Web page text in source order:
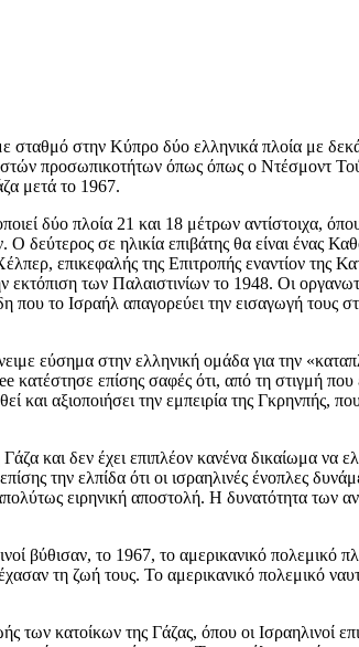
στην Κύπρο δύο ελληνικά πλοία με
προσωπικοτήτων όπως όπως ο Ντέσμοντ
μετά το 1967.
δύο πλοία 21 και 18 μέτρων αντίστοιχα,
δεύτερος σε ηλικία επιβάτης θα είναι ένας
επικεφαλής της Επιτροπής εναντίον της
εκτόπιση των Παλαιστινίων το 1948. Οι
που το Ισραήλ απαγορεύει την εισαγωγή τους
εύσημα στην ελληνική ομάδα για την
επίσης σαφές ότι, από τη στιγμή
αξιοποιήσει την εμπειρία της Γκρηνπής,
και δεν έχει επιπλέον κανένα δικαίωμα
την ελπίδα ότι οι ισραηλινές ένοπλες
ειρηνική αποστολή. Η δυνατότητα των
βύθισαν, το 1967, το αμερικανικό πολεμικό
τη ζωή τους. Το αμερικανικό πολεμικό
κατοίκων της Γάζας, όπου οι Ισραηλινοί